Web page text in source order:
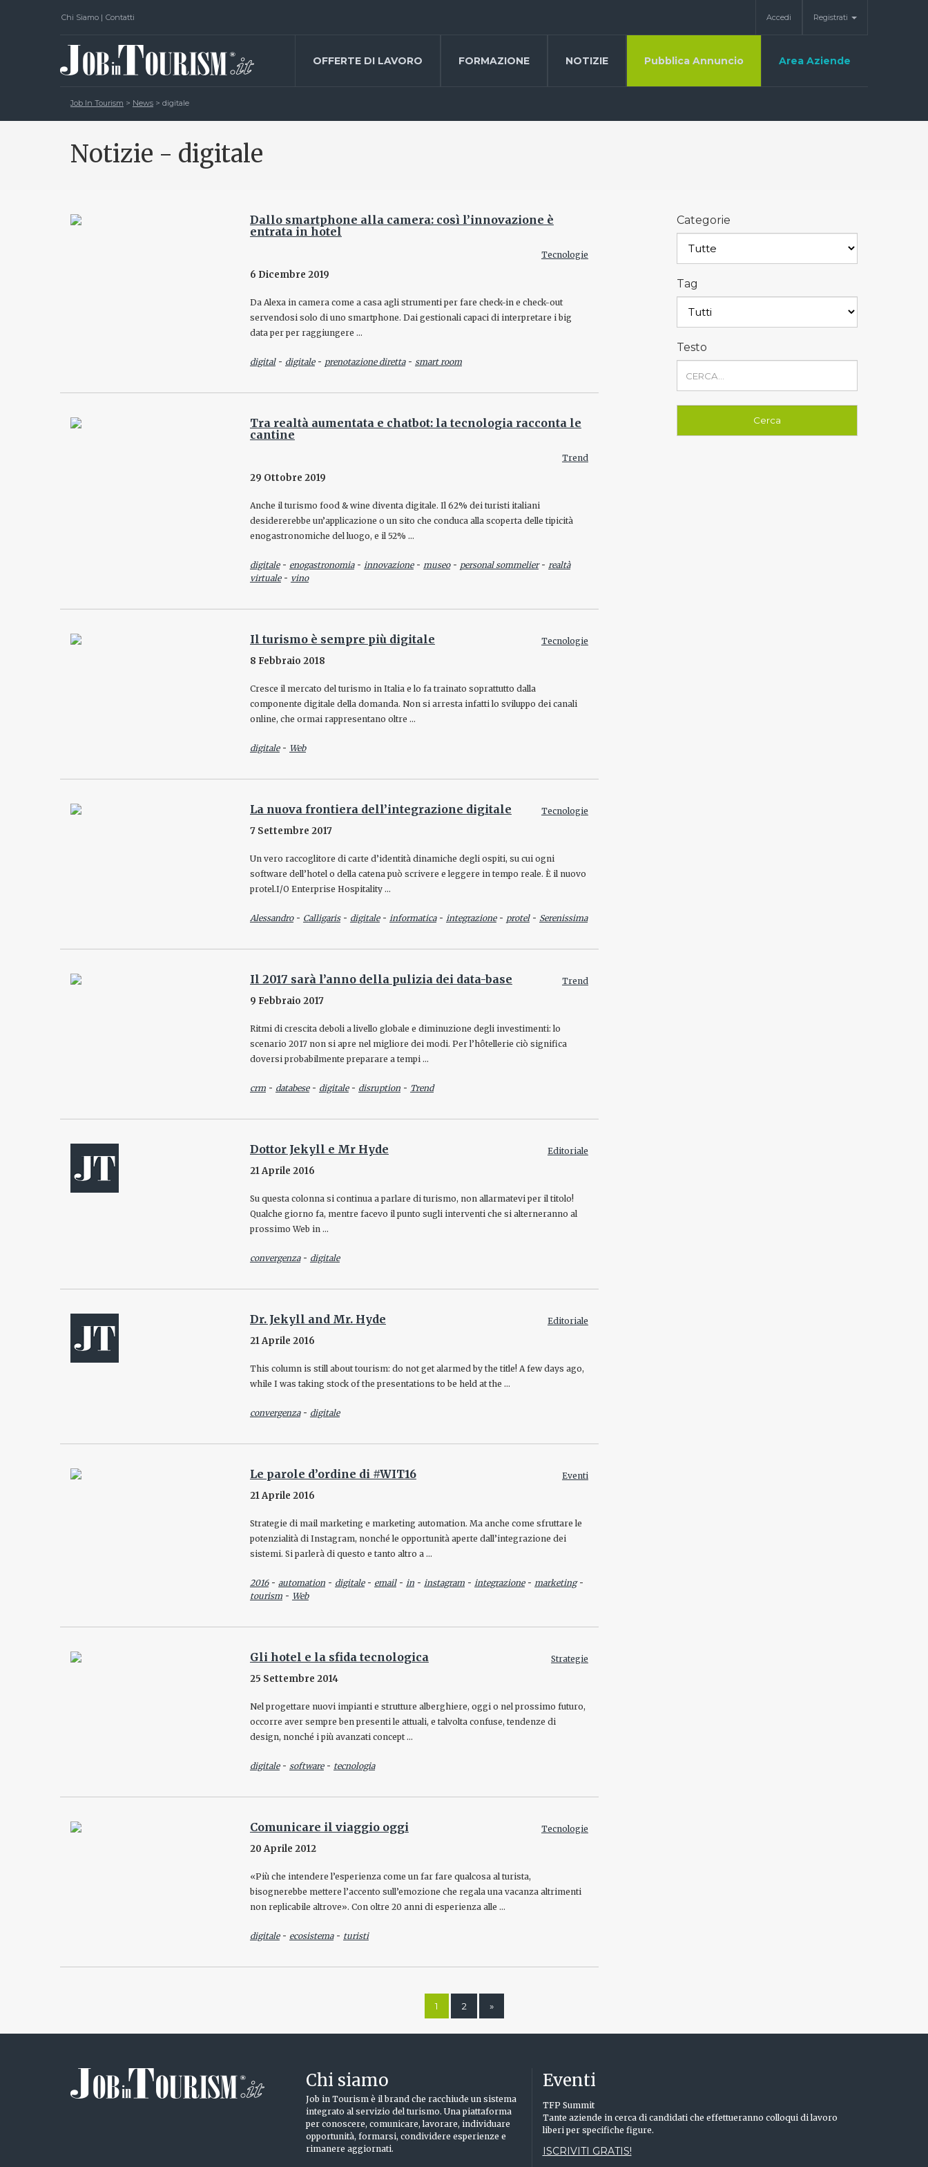
Chi Siamo | Contatti Accedi Registrati
OFFERTE DI LAVORO FORMAZIONE NOTIZIE Pubblica Annuncio Area Aziende
Job In Tourism > News > digitale
Notizie - digitale
Dallo smartphone alla camera: così l’innovazione è
entrata in hotel
Tecnologie
6 Dicembre 2019
Da Alexa in camera come a casa agli strumenti per fare check-in e check-out
servendosi solo di uno smartphone. Dai gestionali capaci di interpretare i big
data per per raggiungere …
digital- digitale- prenotazione diretta- smart room
Tra realtà aumentata e chatbot: la tecnologia racconta le
cantine
Trend
29 Ottobre 2019
Anche il turismo food & wine diventa digitale. Il 62% dei turisti italiani
desidererebbe un’applicazione o un sito che conduca alla scoperta delle tipicità
enogastronomiche del luogo, e il 52% …
digitale- enogastronomia- innovazione- museo- personal sommelier- realtà
virtuale- vino
Il turismo è sempre più digitale Tecnologie
8 Febbraio 2018
Cresce il mercato del turismo in Italia e lo fa trainato soprattutto dalla
componente digitale della domanda. Non si arresta infatti lo sviluppo dei canali
online, che ormai rappresentano oltre …
digitale- Web
La nuova frontiera dell’integrazione digitale Tecnologie
7 Settembre 2017
Un vero raccoglitore di carte d’identità dinamiche degli ospiti, su cui ogni
software dell’hotel o della catena può scrivere e leggere in tempo reale. È il nuovo
protel.I/O Enterprise Hospitality …
Alessandro- Calligaris- digitale- informatica- integrazione- protel- Serenissima
Il 2017 sarà l’anno della pulizia dei data-base Trend
9 Febbraio 2017
Ritmi di crescita deboli a livello globale e diminuzione degli investimenti: lo
scenario 2017 non si apre nel migliore dei modi. Per l’hôtellerie ciò significa
doversi probabilmente preparare a tempi …
crm- databese- digitale- disruption- Trend
Dottor Jekyll e Mr Hyde Editoriale
21 Aprile 2016
Su questa colonna si continua a parlare di turismo, non allarmatevi per il titolo!
Qualche giorno fa, mentre facevo il punto sugli interventi che si alterneranno al
prossimo Web in …
convergenza- digitale
Dr. Jekyll and Mr. Hyde Editoriale
21 Aprile 2016
This column is still about tourism: do not get alarmed by the title! A few days ago,
while I was taking stock of the presentations to be held at the …
convergenza- digitale
Le parole d’ordine di #WIT16 Eventi
21 Aprile 2016
Strategie di mail marketing e marketing automation. Ma anche come sfruttare le
potenzialità di Instagram, nonché le opportunità aperte dall’integrazione dei
sistemi. Si parlerà di questo e tanto altro a …
2016- automation- digitale- email- in- instagram- integrazione- marketing-
tourism- Web
Gli hotel e la sfida tecnologica Strategie
25 Settembre 2014
Nel progettare nuovi impianti e strutture alberghiere, oggi o nel prossimo futuro,
occorre aver sempre ben presenti le attuali, e talvolta confuse, tendenze di
design, nonché i più avanzati concept …
digitale- software- tecnologia
Comunicare il viaggio oggi Tecnologie
20 Aprile 2012
«Più che intendere l’esperienza come un far fare qualcosa al turista,
bisognerebbe mettere l’accento sull’emozione che regala una vacanza altrimenti
non replicabile altrove». Con oltre 20 anni di esperienza alle …
digitale- ecosistema- turisti
Categorie
Tag
Testo
1 2 »
Chi siamo
Job in Tourism è il brand che racchiude un sistema
integrato al servizio del turismo. Una piattaforma
per conoscere, comunicare, lavorare, individuare
opportunità, formarsi, condividere esperienze e
rimanere aggiornati.
Eventi
TFP Summit
Tante aziende in cerca di candidati che effettueranno colloqui di lavoro
liberi per specifiche figure.
ISCRIVITI GRATIS!